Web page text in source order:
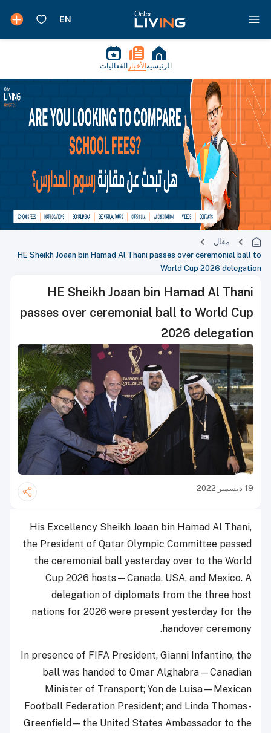
الرئيسية الأخبار الفعاليات
مقال
HE Sheikh Joaan bin Hamad Al Thani passes over ceremonial ball to
World Cup 2026 delegation
HE Sheikh Joaan bin Hamad Al Thani
passes over ceremonial ball to World Cup
2026 delegation
19 ديسمبر 2022
His Excellency Sheikh Joaan bin Hamad Al Thani,
the President of Qatar Olympic Committee passed
the ceremonial ball yesterday over to the World
Cup 2026 hosts—Canada, USA, and Mexico. A
delegation of diplomats from the three host
nations for 2026 were present yesterday for the
handover ceremony.
In presence of FIFA President, Gianni Infantino, the
ball was handed to Omar Alghabra—Canadian
Minister of Transport; Yon de Luisa—Mexican
Football Federation President; and Linda Thomas-
Greenfield—the United States Ambassador to the